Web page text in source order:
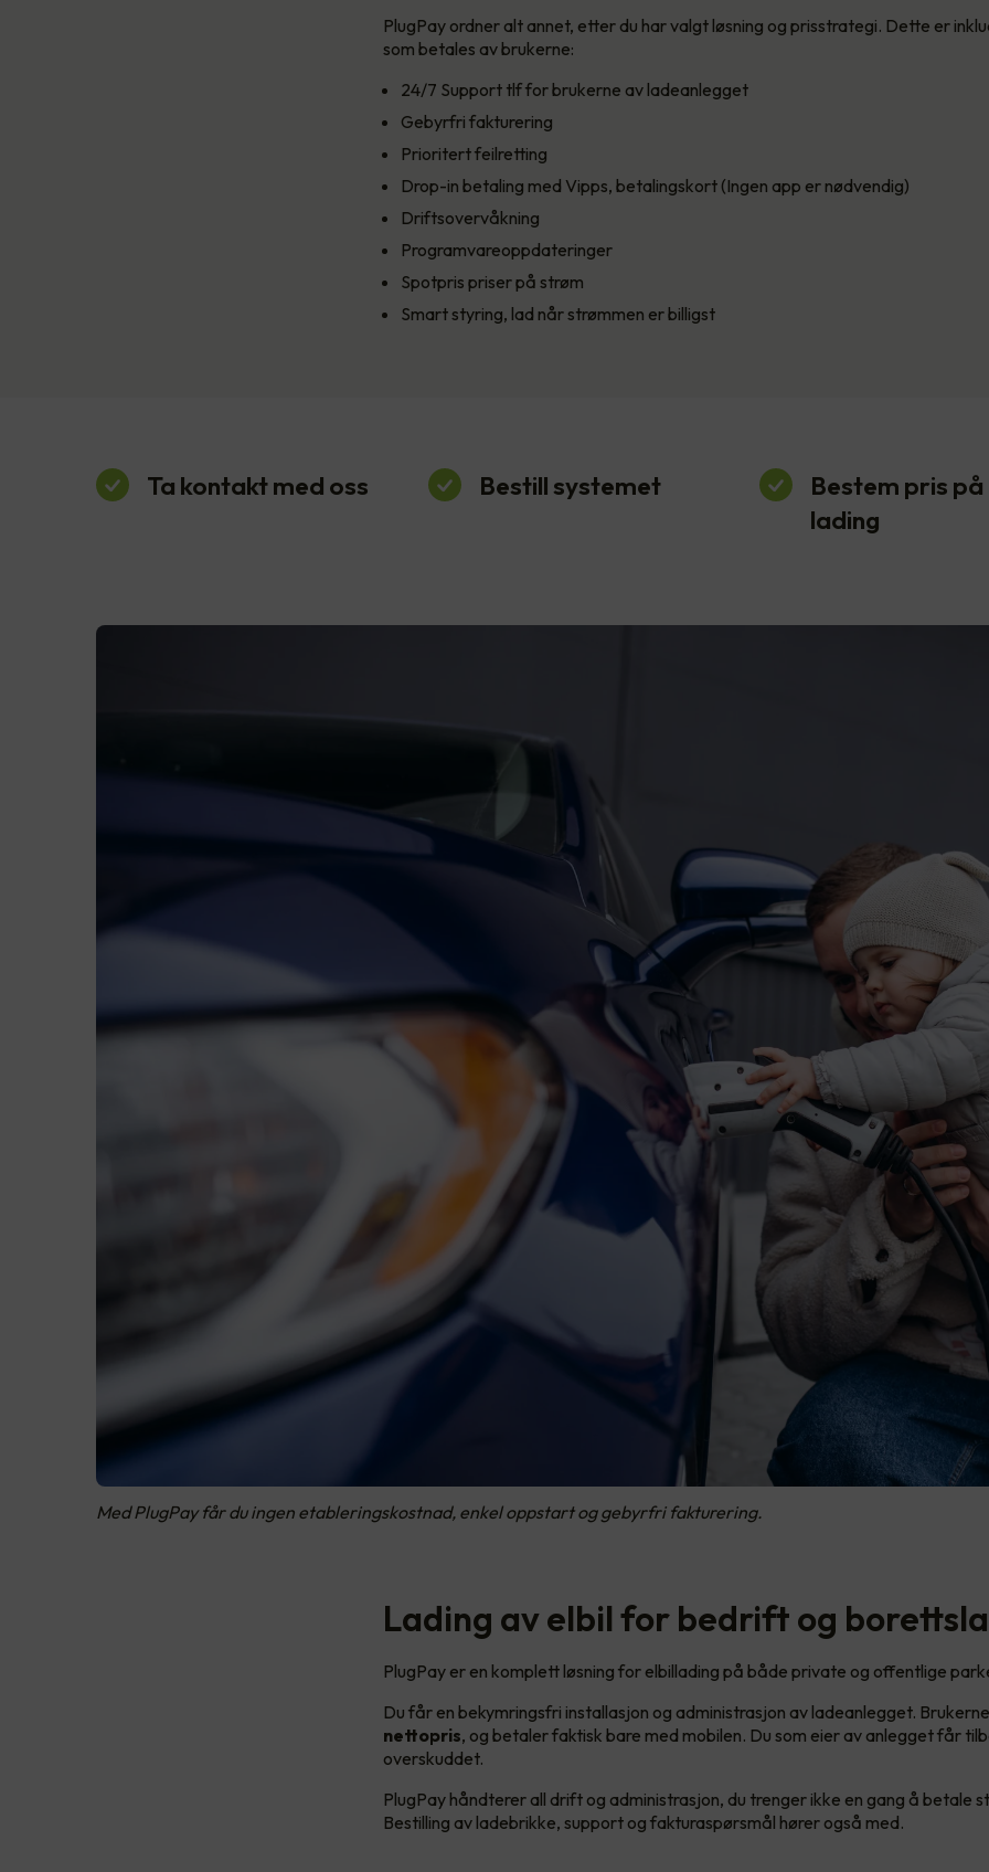
PlugPay ordner alt annet, etter du har valgt løsning og prisstrategi. Dette er
som betales av brukerne:
24/7 Support tlf for brukerne av ladeanlegget
Gebyrfri fakturering
Prioritert feilretting
Drop-in betaling med Vipps, betalingskort (Ingen app er nødvendig)
Driftsovervåkning
Programvareoppdateringer
Spotpris priser på strøm
Smart styring, lad når strømmen er billigst
Ta kontakt med oss Bestill systemet
Bestem pris på
lading
Med PlugPay får du ingen etableringskostnad, enkel oppstart og gebyrfri fakturering.
Lading av elbil for bedrift og
PlugPay er en komplett løsning for elbillading på både private og offentlige
Du får en bekymringsfri installasjon og administrasjon av ladeanlegget.
nettopris, og betaler faktisk bare med mobilen. Du som eier av anlegget får
overskuddet.
PlugPay håndterer all drift og administrasjon, du trenger ikke en gang å betale
Bestilling av ladebrikke, support og fakturaspørsmål hører også med.